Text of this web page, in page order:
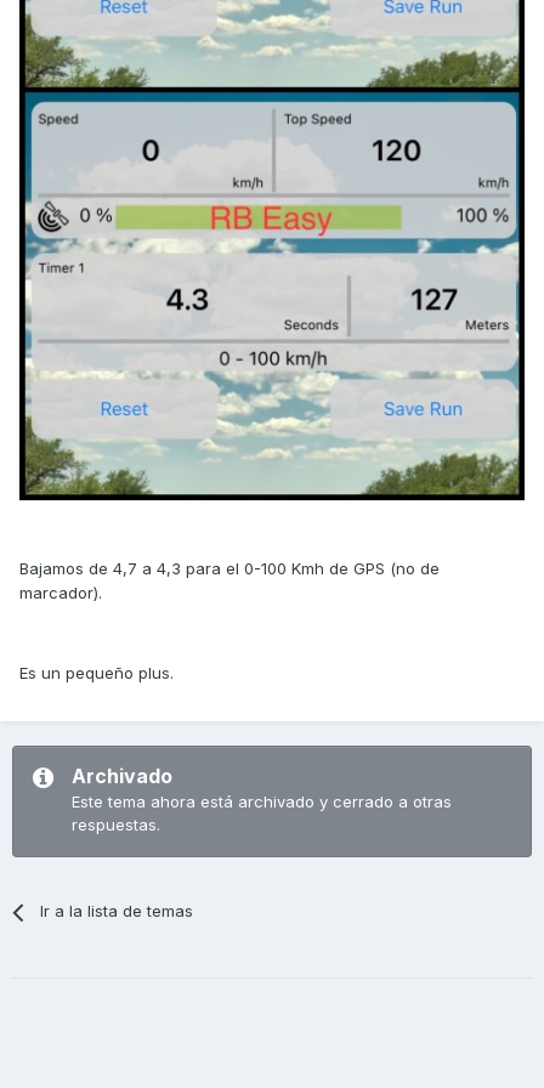
Bajamos de 4,7 a 4,3 para el 0-100 Kmh de GPS (no de
marcador).
Es un pequeño plus.
Archivado
Este tema ahora está archivado y cerrado a otras
respuestas.
Ir a la lista de temas